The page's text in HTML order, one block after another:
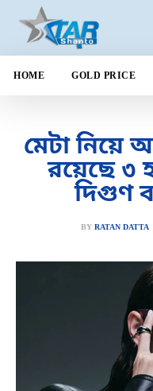
HOME GOLD PRICE
মেটা নিয়ে
রয়েছে ৩
দিগুণ
BY RATAN DATTA